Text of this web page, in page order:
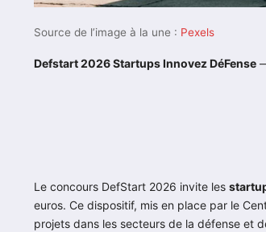
Source de l’image à la une : Pexels
Defstart 2026 Startups Innovez DéFense
Le concours DefStart 2026 invite les
euros. Ce dispositif, mis en place par le
projets dans les secteurs de la défense et